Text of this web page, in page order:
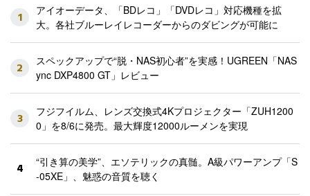
1
アイオーデータ、「BDレコ」「DVDレコ」対応機種を拡
大。各社ブルーレイレコーダーからのダビングが可能に
2
スペックアップで“脱・NAS初心者”を実感！UGREEN「NAS
ync DXP4800 GT」レビュー
3
フジフイルム、レンズ交換式4Kプロジェクター「ZUH1200
0」を8/6に発売。最大輝度12000ルーメンを実現
4
“引き算の美学”、エソテリックの真髄。A級パワーアンプ「S
-05XE」、魅惑の音質を聴く